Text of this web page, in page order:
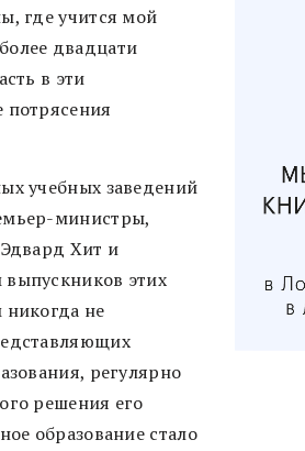
где учится мой
двадцати
в эти
потрясения
учебных заведений
министры,
Хит и
этих
не
регулярно
решения его
образование стало